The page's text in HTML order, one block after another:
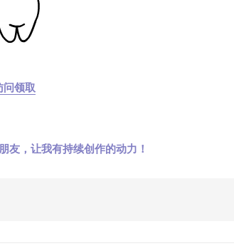
问领取
友，让我有持续创作的动力！